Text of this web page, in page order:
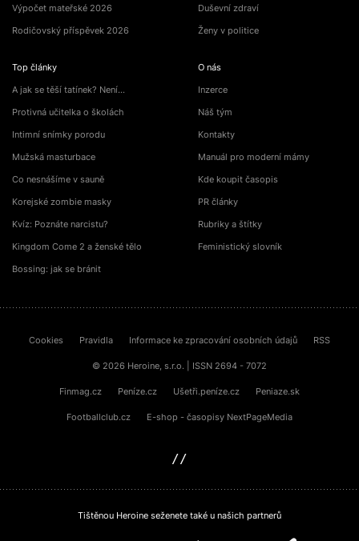
Výpočet mateřské 2026
Rodičovský příspěvek 2026
Top články
A jak se těší tatínek? Není…
Protivná učitelka o školách
Intimní snímky porodu
Mužská masturbace
Co nesnášíme v sauně
Korejské zombie masky
Kvíz: Poznáte narcistu?
Kingdom Come 2 a ženské tělo
Bossing: jak se bránit
Duševní zdraví
Ženy v politice
O nás
Inzerce
Náš tým
Kontakty
Manuál pro moderní mámy
Kde koupit časopis
PR články
Rubriky a štítky
Feministický slovník
Cookies Pravidla Informace ke zpracování osobních údajů RSS
© 2026 Heroine, s.r.o. | ISSN 2694 - 7072
Finmag.cz Peníze.cz Ušetři.peníze.cz Peniaze.sk
Footballclub.cz E-shop - časopisy NextPageMedia
Tištěnou Heroine seženete také u našich partnerů